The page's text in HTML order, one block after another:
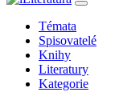
Témata
Spisovatelé
Knihy
Literatury
Kategorie